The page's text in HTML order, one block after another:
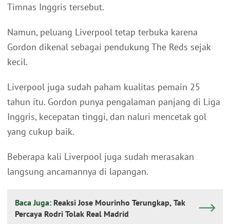
Timnas Inggris tersebut.
Namun, peluang Liverpool tetap terbuka karena
Gordon dikenal sebagai pendukung The Reds sejak
kecil.
Liverpool juga sudah paham kualitas pemain 25
tahun itu. Gordon punya pengalaman panjang di Liga
Inggris, kecepatan tinggi, dan naluri mencetak gol
yang cukup baik.
Beberapa kali Liverpool juga sudah merasakan
langsung ancamannya di lapangan.
Baca Juga: Reaksi Jose Mourinho Terungkap, Tak
Percaya Rodri Tolak Real Madrid